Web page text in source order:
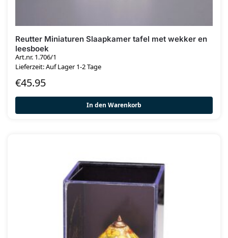
Reutter Miniaturen Slaapkamer tafel met wekker en
leesboek
Art.nr. 1.706/1
Lieferzeit: Auf Lager 1-2 Tage
€45.95
In den Warenkorb